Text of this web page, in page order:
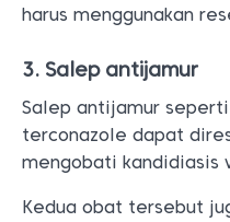
harus menggunakan
3. Salep antijamur
Salep antijamur
terconazole dapat
mengobati kandidiasis
Kedua obat tersebut